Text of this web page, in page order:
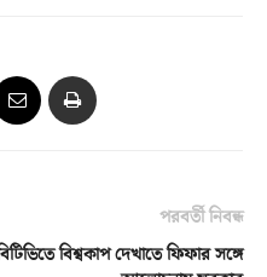
পরবর্তী নিবন্ধ
বিশ্বকাপ দেখাতে ফিফার সঙ্গে